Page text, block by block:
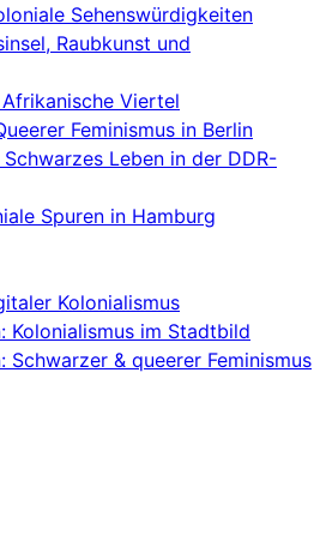
Sehenswürdigkeiten
Raubkunst und
Viertel
Feminismus in Berlin
Leben in der DDR-
Spuren in Hamburg
Kolonialismus
Kolonialismus im Stadtbild
Schwarzer & queerer Feminismus